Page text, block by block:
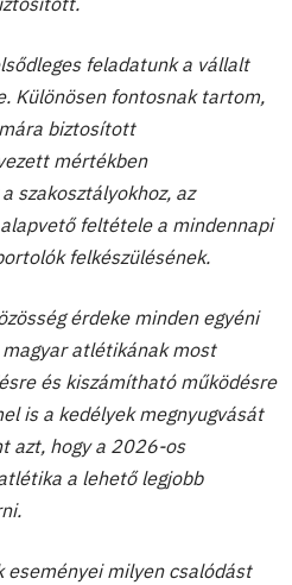
feladatunk a vállalt
Különösen fontosnak tartom,
biztosított
mértékben
szakosztályokhoz, az
feltétele a mindennapi
felkészülésének.
érdeke minden egyéni
atlétikának most
és kiszámítható működésre
is a kedélyek megnyugvását
azt, hogy a 2026-os
a lehető legjobb
eseményei milyen csalódást